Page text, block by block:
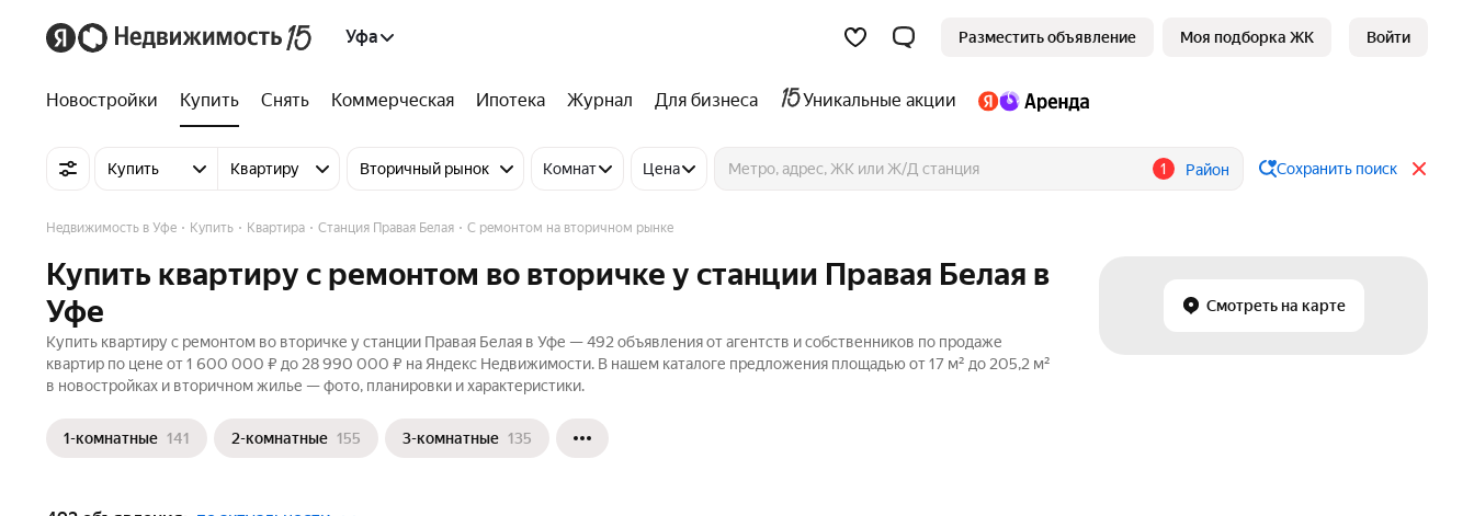
Уфа Разместить объявление Моя подборка ЖК Войти
Новостройки Купить Снять Коммерческая Ипотека Журнал Для бизнеса Уникальные акции
Купить Квартиру Вторичный рынок Комнат Цена 1 Район Сохранить поиск
Смотреть на карте
Недвижимость в Уфе Купить Квартира Станция Правая Белая С ремонтом на вторичном рынке
Купить квартиру с ремонтом во вторичке у станции Правая Белая в
Уфе
Купить квартиру с ремонтом во вторичке у станции Правая Белая в Уфе — 492 объявления от агентств и собственников по продаже
квартир по цене от 1 600 000 ₽ до 28 990 000 ₽ на Яндекс Недвижимости. В нашем каталоге предложения площадью от 17 м² до 205,2 м²
в новостройках и вторичном жилье — фото, планировки и характеристики.
1-комнатные 141 2-комнатные 155 3-комнатные 135